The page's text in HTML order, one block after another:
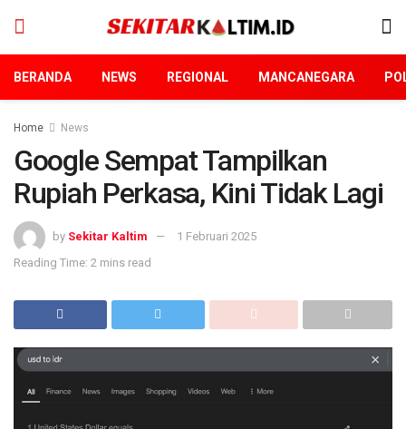
BERANDA NEWS REGIONAL MANCANEGARA
Home News
Google Sempat Tampilkan
Rupiah Perkasa, Kini Tidak Lagi
by Sekitar Kaltim
1 Februari 2025
Reading Time: 2 mins read